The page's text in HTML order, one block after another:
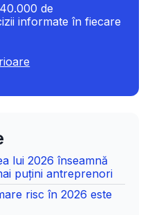
de
informate în fiecare
lui 2026 înseamnă
puțini antreprenori
risc în 2026 este